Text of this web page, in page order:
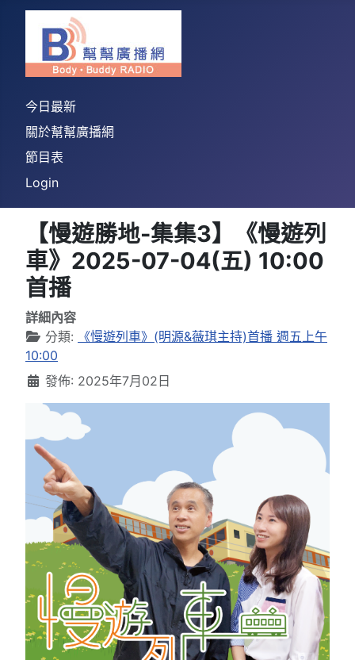
今日最新
關於幫幫廣播網
節目表
Login
【慢遊勝地-集集3】《慢遊列
車》2025-07-04(五) 10:00
首播
詳細內容
分類:
《慢遊列車》(明源&薇琪主持)首播 週五上午
10:00
發佈: 2025年7月02日